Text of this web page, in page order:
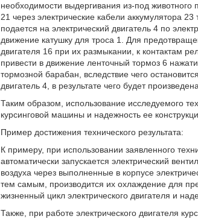
необходимости выдергивания из-под животного
21 через электрические кабели аккумулятора
подается на электрический двигатель 4 по
движение катушку для троса 1. Для
двигателя 16 при их размыкании, к контактам
привести в движение ленточный тормоз 6
тормозной барабан, вследствие чего
двигатель 4, в результате чего будет
Таким образом, использование исследуемого
курсинговой машины и надежность ее
Пример достижения технического результата:
К примеру, при использовании заявленного
автоматически запускается электрический
воздуха через выполненные в корпусе
тем самым, производится их охлаждение для
жизненный цикл электрического двигателя и
Также, при работе электрического двигателя